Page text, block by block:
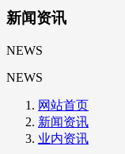
新闻资讯
NEWS
NEWS
网站首页
新闻资讯
业内资讯